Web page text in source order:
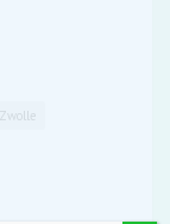
Zwolle